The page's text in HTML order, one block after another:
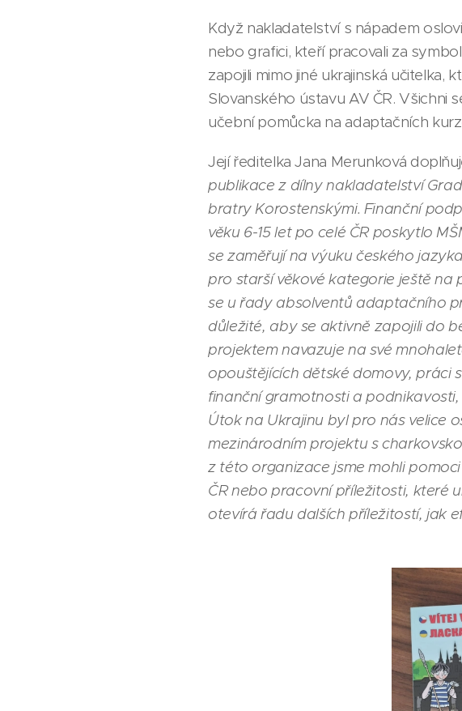
Když nakladatelství s nápadem
nebo grafici, kteří pracovali za
zapojili mimo jiné ukrajinská učitelka,
Slovanského ústavu AV ČR. Všichni
učební pomůcka na adaptačních
Její ředitelka Jana Merunková
publikace z dílny nakladatelství
bratry Korostenskými. Finanční
věku 6-15 let po celé ČR poskytlo
se zaměřují na výuku českého
pro starší věkové kategorie ještě
se u řady absolventů adaptačního
důležité, aby se aktivně zapojili do
projektem navazuje na své
opouštějících dětské domovy, práci
finanční gramotnosti a
Útok na Ukrajinu byl pro nás velice
mezinárodním projektu s
z této organizace jsme mohli
ČR nebo pracovní příležitosti, které
otevírá řadu dalších příležitostí, jak